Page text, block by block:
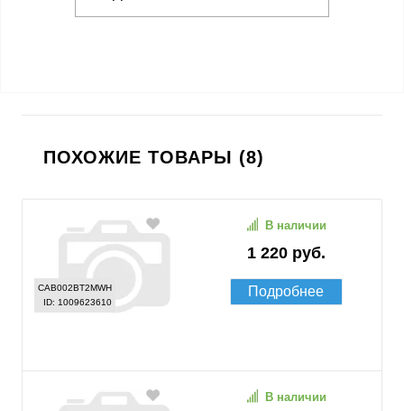
ПОХОЖИЕ ТОВАРЫ (8)
CAB002BT2MWH
ID: 1009623610
1 220 руб.
В наличии
Подробнее
В наличии